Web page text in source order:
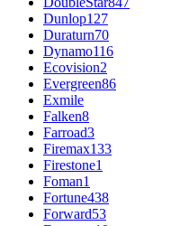
Dunlop127
Duraturn70
Dynamo116
Ecovision2
Evergreen86
Exmile
Falken8
Farroad3
Firemax133
Firestone1
Foman1
Fortune438
Forward53